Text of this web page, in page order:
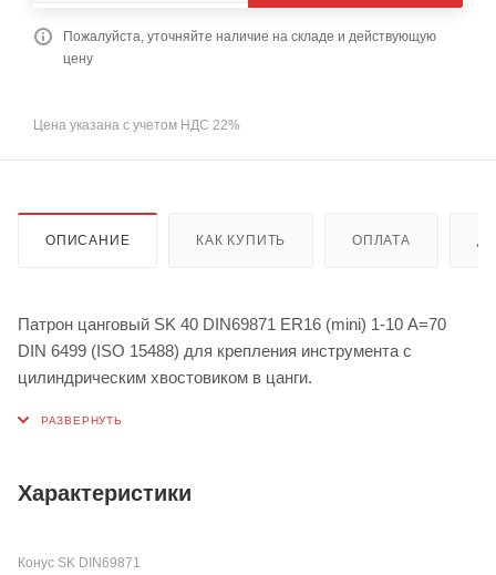
Пожалуйста, уточняйте наличие на складе и действующую
цену
Цена указана с учетом НДС 22%
ОПИСАНИЕ КАК КУПИТЬ ОПЛАТА
Патрон цанговый SK 40 DIN69871 ER16 (mini) 1-10 A=70
DIN 6499 (ISO 15488) для крепления инструмента с
цилиндрическим хвостовиком в цанги.
Характеристики
Конус SK DIN69871